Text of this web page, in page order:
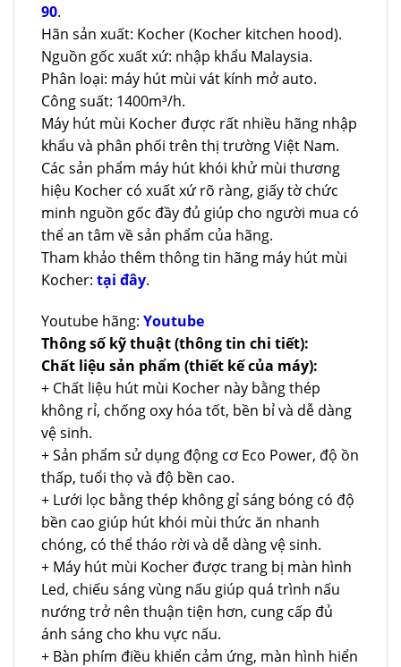
90.
Hãn sản xuất: Kocher (Kocher kitchen hood).
Nguồn gốc xuất xứ: nhập khẩu Malaysia.
Phân loại: máy hút mùi vát kính mở auto.
Công suất: 1400m³/h.
Máy hút mùi Kocher được rất nhiều hãng nhập
khẩu và phân phối trên thị trường Việt Nam.
Các sản phẩm máy hút khói khử mùi thương
hiệu Kocher có xuất xứ rõ ràng, giấy tờ chức
minh nguồn gốc đầy đủ giúp cho người mua có
thể an tâm về sản phẩm của hãng.
Tham khảo thêm thông tin hãng máy hút mùi
Kocher: tại đây.
Youtube hãng: Youtube
Thông số kỹ thuật (thông tin chi tiết):
Chất liệu sản phẩm (thiết kế của máy):
+ Chất liệu hút mùi Kocher này bằng thép
không rỉ, chống oxy hóa tốt, bền bỉ và dễ dàng
vệ sinh.
+ Sản phẩm sử dụng động cơ Eco Power, độ ồn
thấp, tuổi thọ và độ bền cao.
+ Lưới lọc bằng thép không gỉ sáng bóng có độ
bền cao giúp hút khói mùi thức ăn nhanh
chóng, có thể tháo rời và dễ dàng vệ sinh.
+ Máy hút mùi Kocher được trang bị màn hình
Led, chiếu sáng vùng nấu giúp quá trình nấu
nướng trở nên thuận tiện hơn, cung cấp đủ
ánh sáng cho khu vực nấu.
+ Bàn phím điều khiển cảm ứng, màn hình hiển